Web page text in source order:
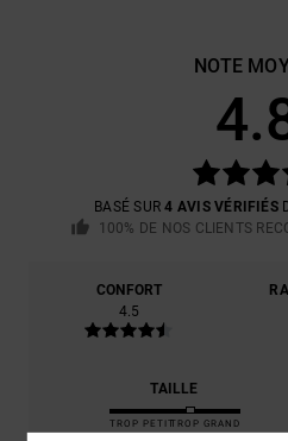
NOTE
BASÉ SUR4 AVIS VÉRIFIÉS
100% DE NOS CLIENTS
CONFORT
4.5
TAILLE
TROP PETITTROP GRAND